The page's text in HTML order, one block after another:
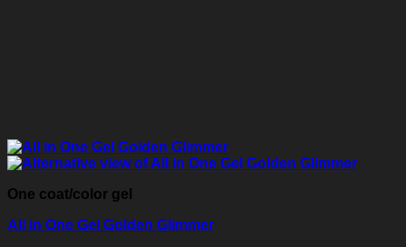
One coat/color gel
All in One Gel Golden Glimmer